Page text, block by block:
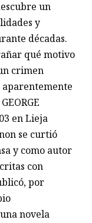
un
y
décadas.
qué motivo
crimen
en Lieja
se curtió
y como autor
con
por
novela